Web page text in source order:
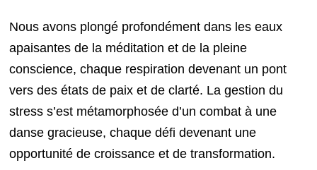
Nous avons plongé profondément dans les eaux
apaisantes de la méditation et de la pleine
conscience, chaque respiration devenant un pont
vers des états de paix et de clarté. La gestion du
stress s’est métamorphosée d’un combat à une
danse gracieuse, chaque défi devenant une
opportunité de croissance et de transformation.